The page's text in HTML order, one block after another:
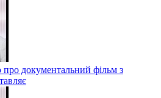
документальний фільм з